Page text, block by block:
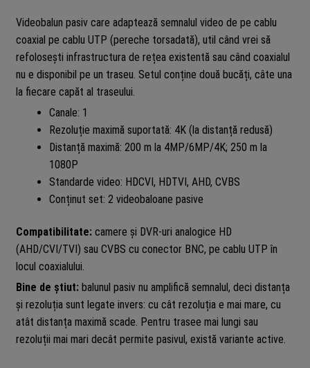
Videobalun pasiv care adaptează semnalul video de pe cablu
coaxial pe cablu UTP (pereche torsadată), util când vrei să
refolosești infrastructura de rețea existentă sau când coaxialul
nu e disponibil pe un traseu. Setul conține două bucăți, câte una
la fiecare capăt al traseului.
Canale: 1
Rezoluție maximă suportată: 4K (la distanță redusă)
Distanță maximă: 200 m la 4MP/6MP/4K; 250 m la
1080P
Standarde video: HDCVI, HDTVI, AHD, CVBS
Conținut set: 2 videobaloane pasive
Compatibilitate:camere și DVR-uri analogice HD
(AHD/CVI/TVI) sau CVBS cu conector BNC, pe cablu UTP în
locul coaxialului.
Bine de știut:balunul pasiv nu amplifică semnalul, deci distanța
și rezoluția sunt legate invers: cu cât rezoluția e mai mare, cu
atât distanța maximă scade. Pentru trasee mai lungi sau
rezoluții mai mari decât permite pasivul, există variante active.